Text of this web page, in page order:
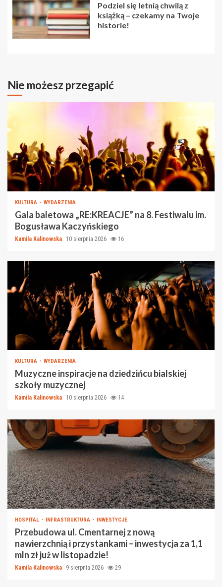
Podziel się letnią chwilą z
książką – czekamy na Twoje
historie!
Nie możesz przegapić
KULTURA WYDARZENIA
Gala baletowa „RE:KREACJE” na 8. Festiwalu im.
Bogusława Kaczyńskiego
Kamila Kalinowska 10 sierpnia 2026 16
KULTURA WYDARZENIA
Muzyczne inspiracje na dziedzińcu bialskiej
szkoły muzycznej
Kamila Kalinowska 10 sierpnia 2026 14
HOSPITAL INFRASTRUKTURA INWESTYCJE
Przebudowa ul. Cmentarnej z nową
nawierzchnią i przystankami – inwestycja za 1,1
mln zł już w listopadzie!
Kamila Kalinowska 9 sierpnia 2026 29